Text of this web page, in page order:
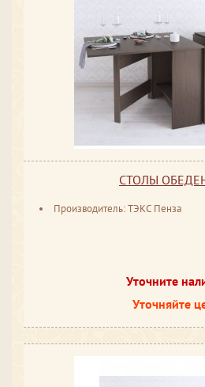
СТОЛЫ
Производитель: ТЭКС Пенза
Уточните
Уточняйте